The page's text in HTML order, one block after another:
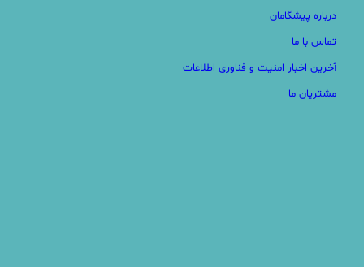
درباره پیشگامان
تماس با ما
آخرین اخبار امنیت و فناوری اطلاعات
مشتریان ما